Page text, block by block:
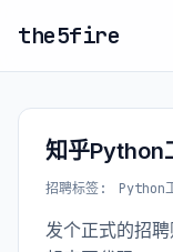
the5fire
知乎Python
招聘标签: Python
发个正式的招